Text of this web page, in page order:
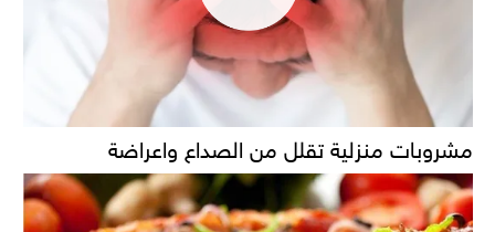
مشروبات منزلية تقلل من الصداع واعراضة